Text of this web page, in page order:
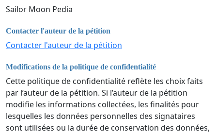
Sailor Moon Pedia
Contacter l'auteur de la pétition
Contacter l'auteur de la pétition
Modifications de la politique de confidentialité
Cette politique de confidentialité reflète les choix faits
par l’auteur de la pétition. Si l’auteur de la pétition
modifie les informations collectées, les finalités pour
lesquelles les données personnelles des signataires
sont utilisées ou la durée de conservation des données,